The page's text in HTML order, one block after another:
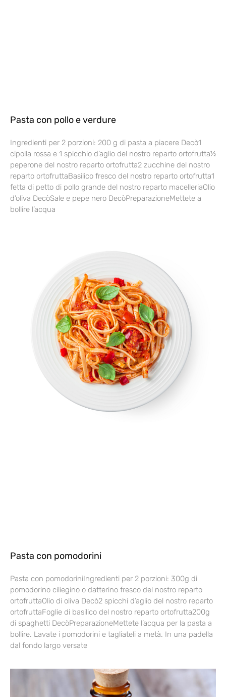
Pasta con pollo e verdure
Ingredienti per 2 porzioni: 200 g di pasta a piacere Decò1
cipolla rossa e 1 spicchio d’aglio del nostro reparto ortofrutta½
peperone del nostro reparto ortofrutta2 zucchine del nostro
reparto ortofruttaBasilico fresco del nostro reparto ortofrutta1
fetta di petto di pollo grande del nostro reparto macelleriaOlio
d’oliva DecòSale e pepe nero DecòPreparazioneMettete a
bollire l’acqua
Pasta con pomodorini
Pasta con pomodoriniIngredienti per 2 porzioni: 300g di
pomodorino ciliegino o datterino fresco del nostro reparto
ortofruttaOlio di oliva Decò2 spicchi d’aglio del nostro reparto
ortofruttaFoglie di basilico del nostro reparto ortofrutta200g
di spaghetti DecòPreparazioneMettete l’acqua per la pasta a
bollire. Lavate i pomodorini e tagliateli a metà. In una padella
dal fondo largo versate